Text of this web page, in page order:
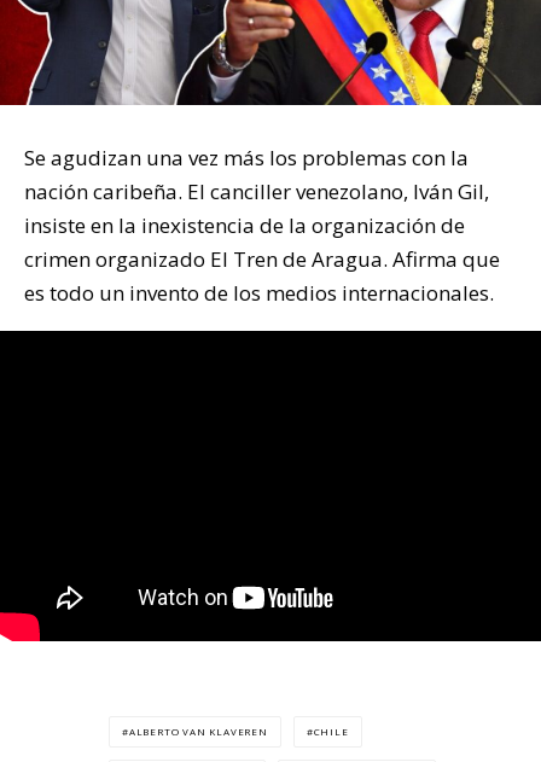
Se agudizan una vez más los problemas con la
nación caribeña. El canciller venezolano, Iván Gil,
insiste en la inexistencia de la organización de
crimen organizado El Tren de Aragua. Afirma que
es todo un invento de los medios internacionales.
ALBERTO VAN KLAVEREN CHILE